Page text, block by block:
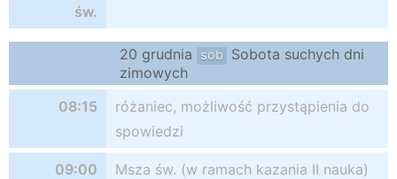
św.
20 grudnia sob
Sobota suchych dni
zimowych
08:15
różaniec, możliwość przystąpienia do
spowiedzi
09:00 Msza św. (w ramach kazania II nauka)